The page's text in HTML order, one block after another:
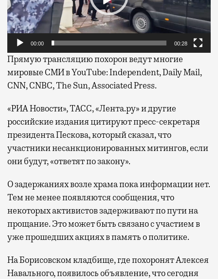
00:00 00:28
Прямую трансляцию похорон ведут многие
мировые СМИ в YouTube: Independent, Daily Mail,
CNN, CNBC, The Sun, Associated Press.
«РИА Новости», ТАСС, «Лента.ру» и другие
российские издания цитируют пресс-секретаря
президента Пескова, который сказал, что
участники несанкционированных митингов, если
они будут, «ответят по закону».
О задержаниях возле храма пока информации нет.
Тем не менее появляются сообщения, что
некоторых активистов задерживают по пути на
прощание. Это может быть связано с участием в
уже прошедших акциях в память о политике.
На Борисовском кладбище, где похоронят Алексея
Навального, появилось объявление, что сегодня